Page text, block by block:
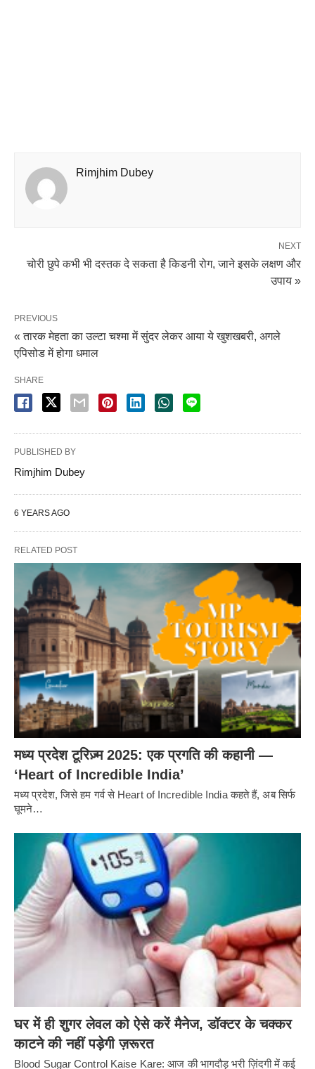
Rimjhim Dubey
NEXT
चोरी छुपे कभी भी दस्तक दे सकता है किडनी रोग, जाने इसके लक्षण और
उपाय »
PREVIOUS
« तारक मेहता का उल्टा चश्मा में सुंदर लेकर आया ये खुशखबरी, अगले
एपिसोड में होगा धमाल
SHARE
PUBLISHED BY
Rimjhim Dubey
6 YEARS AGO
RELATED POST
मध्य प्रदेश टूरिज़्म 2025: एक प्रगति की कहानी —
‘Heart of Incredible India’
मध्य प्रदेश, जिसे हम गर्व से Heart of Incredible India कहते हैं, अब सिर्फ
घूमने…
घर में ही शुगर लेवल को ऐसे करें मैनेज, डॉक्टर के चक्कर
काटने की नहीं पड़ेगी ज़रूरत
Blood Sugar Control Kaise Kare: आज की भागदौड़ भरी ज़िंदगी में कई